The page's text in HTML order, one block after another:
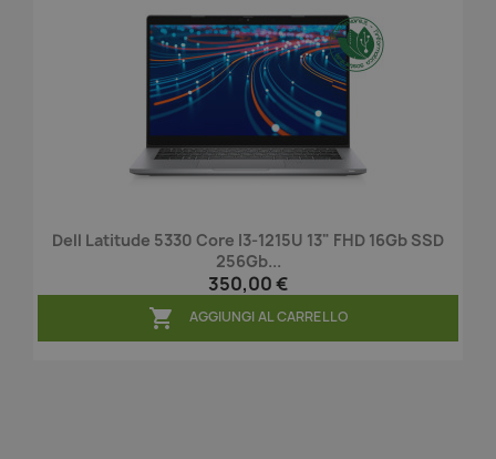
Dell Latitude 5330 Core I3-1215U 13" FHD 16Gb SSD
256Gb...
350,00 €
 AGGIUNGI AL CARRELLO